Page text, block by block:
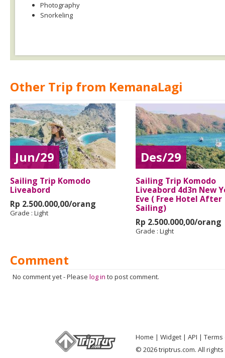
Photography
Snorkeling
Other Trip from KemanaLagi
Jun/29
Sailing Trip Komodo
Liveabord
Rp 2.500.000,00/orang
Grade : Light
Des/29
Sailing Trip Komodo
Liveabord 4d3n New
Eve ( Free Hotel After
Sailing)
Rp 2.500.000,00/orang
Grade : Light
Comment
No comment yet-Please log in to post comment.
Home Widget API
Terms
© 2026 triptrus.com. All